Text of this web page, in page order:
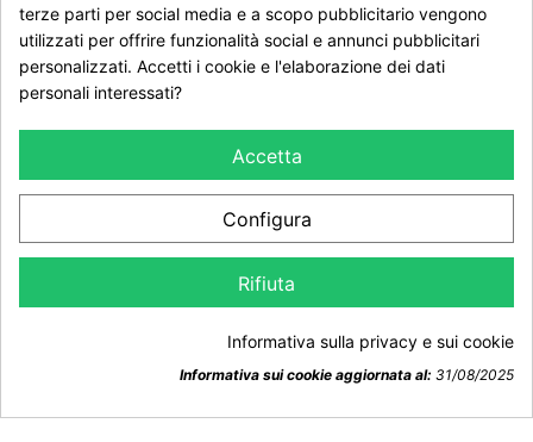
NEWSLETTER
accetto il trattamento dei dati ai sensi del GDPR 2016/679
© Copyright 2026 Trophy Hunt. All Rights Reserved.
terze parti per social media e a scopo pubblicitario vengono
utilizzati per offrire funzionalità social e annunci pubblicitari
personalizzati. Accetti i cookie e l'elaborazione dei dati
personali interessati?
Accetta
Configura
Rifiuta
Informativa sulla privacy e sui cookie
Informativa sui cookie aggiornata al: 31/08/2025